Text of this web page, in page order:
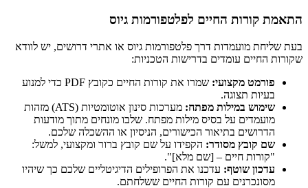
התאמת קורות החיים לפלטפורמות גיוס
בעת שליחת מועמדות דרך פלטפורמות גיוס או אתרי דרושים, יש לוודא
שקורות החיים עומדים בדרישות הטכניות:
פורמט מקצועי:
שמרו את קורות החיים כקובץ PDF כדי למנוע
בעיות תצוגה.
שימוש במילות מפתח:
מערכות סינון אוטומטיות (ATS) מזהות
מועמדים על בסיס מילות מפתח. שלבו מונחים מתוך מודעות
הדרושים בתיאור הכישורים, הניסיון או ההשכלה שלכם.
שם קובץ מסודר: הקפידו על שם קובץ ברור ומקצועי, למשל:
"קורות חיים – [שם מלא]".
עדכון שוטף: עדכנו את הפרופילים הדיגיטליים שלכם כך שיהיו
מסונכרנים עם קורות החיים ששלחתם.